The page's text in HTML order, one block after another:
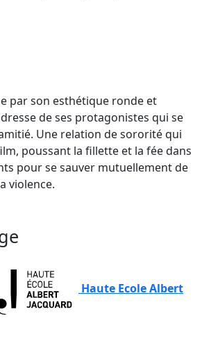
par son esthétique ronde et
de ses protagonistes qui se
Une relation de sororité qui
poussant la fillette et la fée dans
pour se sauver mutuellement de
violence.
Haute Ecole Albert